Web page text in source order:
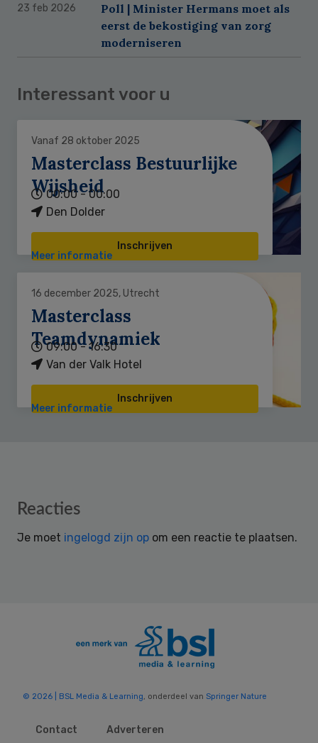
23 feb 2026
Poll | Minister Hermans moet als
eerst de bekostiging van zorg
moderniseren
Interessant voor u
Vanaf 28 oktober 2025
Masterclass Bestuurlijke
Wijsheid
00:00 - 00:00
Den Dolder
Inschrijven
Meer informatie
16 december 2025, Utrecht
Masterclass
Teamdynamiek
09:00 - 16:30
Van der Valk Hotel
Inschrijven
Meer informatie
Reader
Reacties
Je moet ingelogd zijn op om een reactie te plaatsen.
© 2026 | BSL Media & Learning, onderdeel van Springer Nature
Contact Adverteren